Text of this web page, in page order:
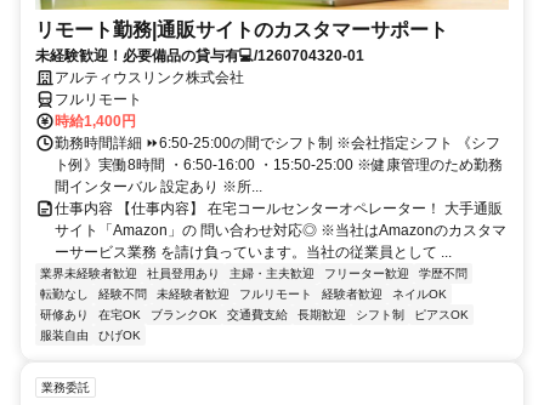
リモート勤務|通販サイトのカスタマーサポート
未経験歓迎！必要備品の貸与有💻/1260704320-01
アルティウスリンク株式会社
フルリモート
時給1,400円
勤務時間詳細 ⏩6:50-25:00の間でシフト制 ※会社指定シフト 《シフ
ト例》実働8時間 ・6:50-16:00 ・15:50-25:00 ※健康管理のため勤務
間インターバル 設定あり ※所...
仕事内容 【仕事内容】 在宅コールセンターオペレーター！ 大手通販
サイト「Amazon」の 問い合わせ対応◎ ※当社はAmazonのカスタマ
ーサービス業務 を請け負っています。当社の従業員として ...
業界未経験者歓迎 社員登用あり 主婦・主夫歓迎 フリーター歓迎
学歴不問
転勤なし
経験不問 未経験者歓迎 フルリモート 経験者歓迎
ネイルOK
研修あり
在宅OK ブランクOK 交通費支給 長期歓迎 シフト制
ピアスOK
服装自由
ひげOK
業務委託